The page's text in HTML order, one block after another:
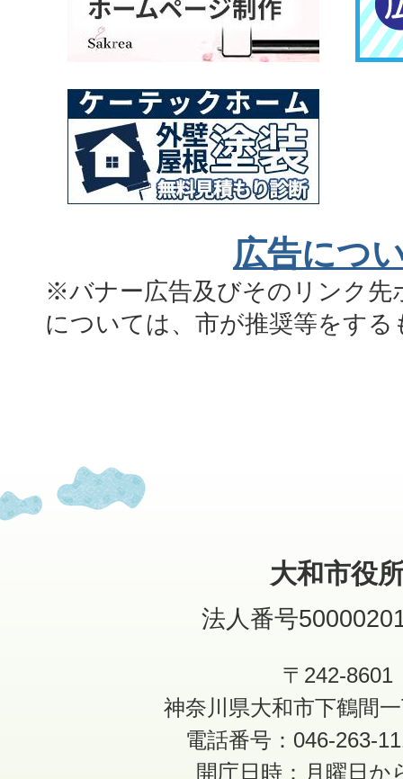
広告につ
※バナー広告及びそのリンク先
については、市が推奨等をす
大和市役
法人番号
〒242-8601
神奈川県大和市下鶴間
電話番号：046-263-
開庁日時：月曜日か